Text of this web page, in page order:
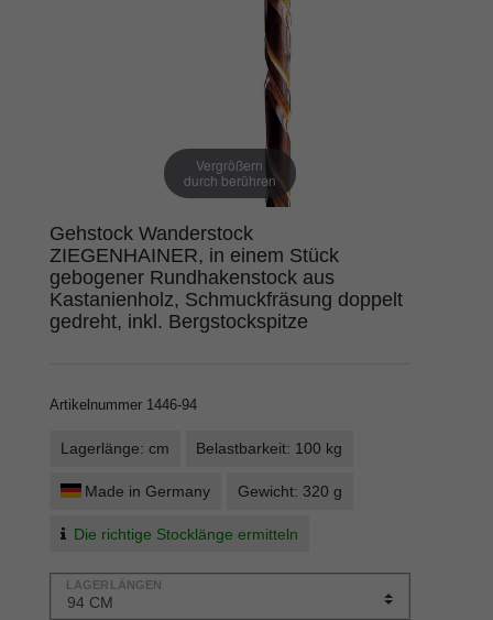
Vergrößern
durch berühren
Gehstock Wanderstock
ZIEGENHAINER, in einem Stück
gebogener Rundhakenstock aus
Kastanienholz, Schmuckfräsung doppelt
gedreht, inkl. Bergstockspitze
Artikelnummer 1446-94
Lagerlänge: cm Belastbarkeit: 100 kg
Made in Germany Gewicht: 320 g
Die richtige Stocklänge ermitteln
LAGERLÄNGEN